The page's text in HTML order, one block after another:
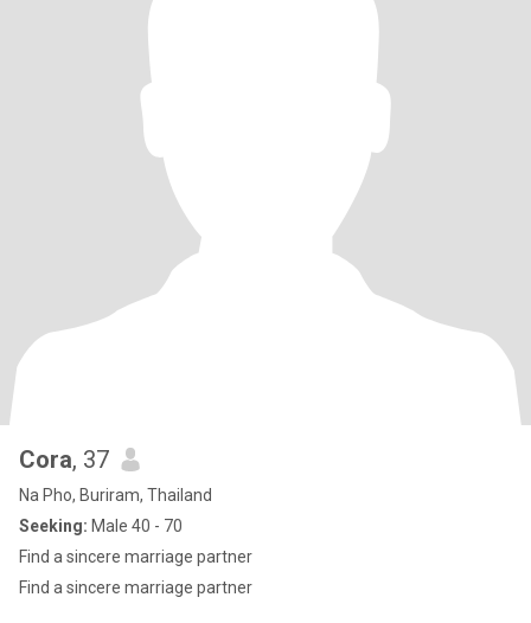
Cora, 37
Na Pho, Buriram, Thailand
Seeking: Male 40 - 70
Find a sincere marriage partner
Find a sincere marriage partner